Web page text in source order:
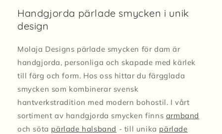
Handgjorda pärlade smycken i unik
design
Molaja Designs pärlade smycken för dam är
handgjorda, personliga och skapade med kärlek
till färg och form. Hos oss hittar du färgglada
smycken som kombinerar svensk
hantverkstradition med modern bohostil. I vårt
sortiment av handgjorda smycken finns armband
och söta pärlade halsband - till unika pärlade